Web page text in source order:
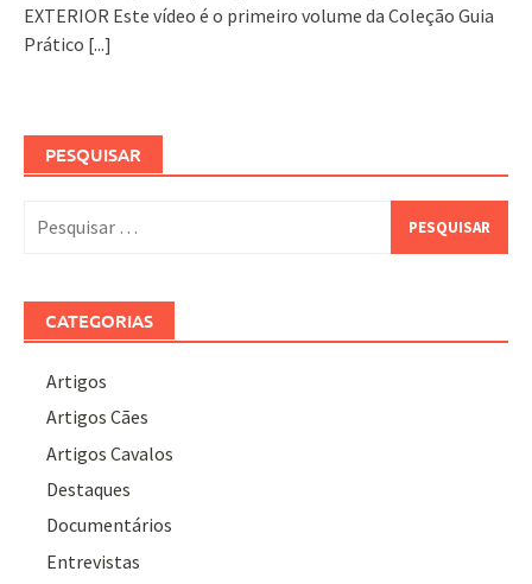
EXTERIOR Este vídeo é o primeiro volume da Coleção Guia
Prático [...]
PESQUISAR
por:
CATEGORIAS
Artigos
Artigos Cães
Artigos Cavalos
Destaques
Documentários
Entrevistas